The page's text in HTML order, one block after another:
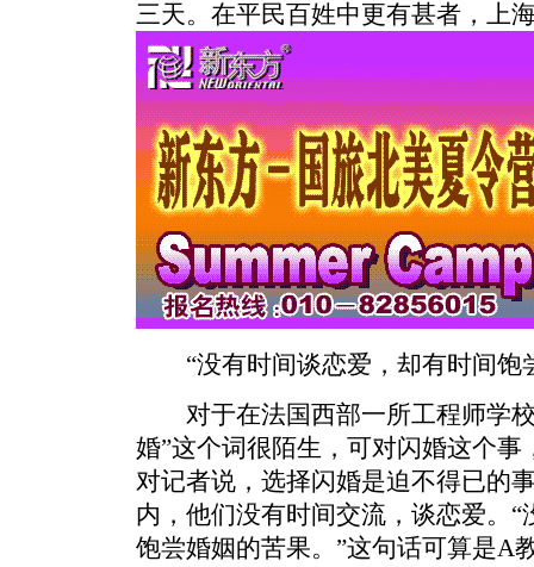
三天。在平民百姓中更有甚者，上
“没有时间谈恋爱，却有时间饱
对于在法国西部一所工程师学校
婚”这个词很陌生，可对闪婚这个
对记者说，选择闪婚是迫不得已的
内，他们没有时间交流，谈恋爱。
饱尝婚姻的苦果。”这句话可算是A